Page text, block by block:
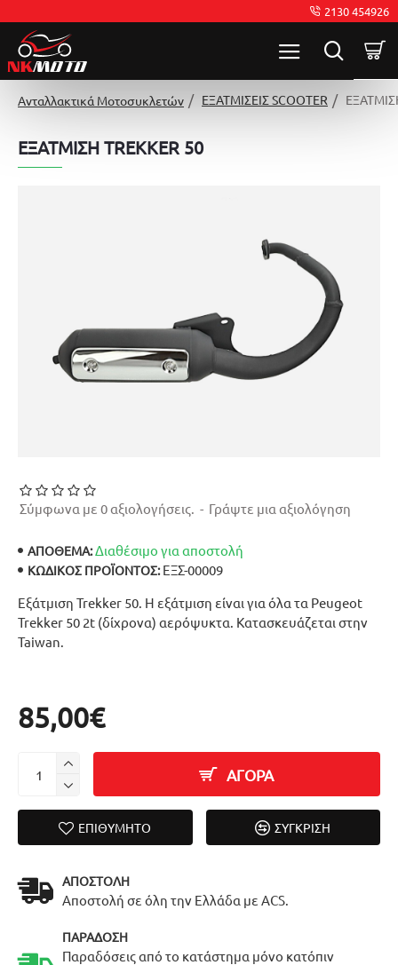
2130 454926
Ανταλλακτικά Μοτοσυκλετών ΕΞΑΤΜΙΣΕΙΣ SCOOTER
ΕΞΑΤΜΙΣΗ TREKKER 50
Εξάτμιση Trekker 50. Η εξάτμιση είναι για όλα τα Peugeot
Trekker 50 2t (δίχρονα) αερόψυκτα. Κατασκευάζεται στην
Taiwan.
ΑΠΟΘΕΜΑ:Διαθέσιμο για αποστολή
ΚΩΔΙΚΌΣ ΠΡΟΪΌΝΤΟΣ: ΕΞΣ-00009
Σύμφωνα με 0 αξιολογήσεις. - Γράψτε μια αξιολόγηση
85,00€
ΑΓΟΡΑ
ΕΠΙΘΥΜΗΤΌ ΣΎΓΚΡΙΣΗ
ΑΠΟΣΤΟΛΉ
Αποστολή σε όλη την Ελλάδα με ACS.
ΠΑΡΆΔΟΣΗ
Παραδόσεις από το κατάστημα μόνο κατόπιν